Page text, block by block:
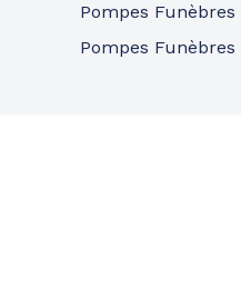
Pompes Funèbres
Pompes Funèbres